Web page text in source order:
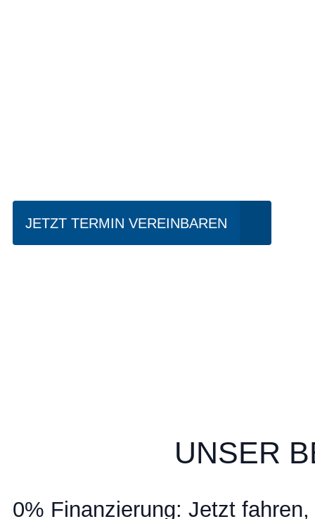
JETZT TERMIN VEREINBAREN
UNSER
0% Finanzierung: Jetzt